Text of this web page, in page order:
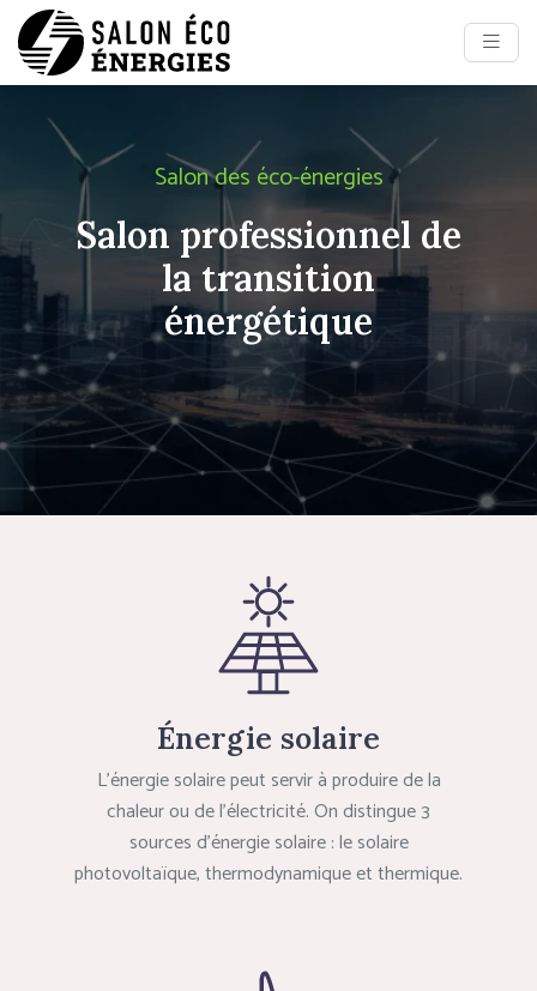
Salon des éco-énergies
Salon professionnel de
la transition
énergétique
Énergie solaire
L’énergie solaire peut servir à produire de la
chaleur ou de l’électricité. On distingue 3
sources d’énergie solaire : le solaire
photovoltaïque, thermodynamique et thermique.